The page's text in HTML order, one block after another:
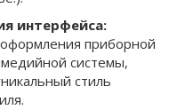
интерфейса:
приборной
системы,
стиль